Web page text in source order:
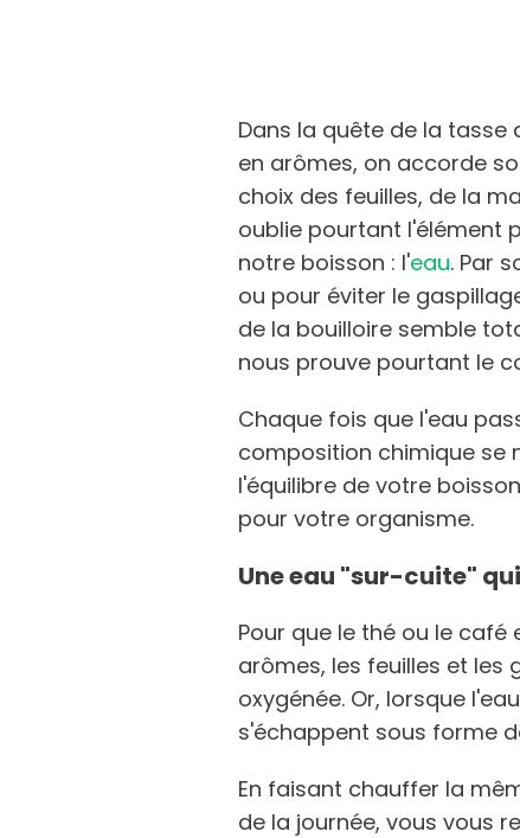
Dans la quête de la
en arômes, on accorde
choix des feuilles, de la
oublie pourtant l'élément
notre boisson : l'eau. Par
ou pour éviter le
de la bouilloire semble
nous prouve pourtant le
Chaque fois que l'eau
composition chimique se
l'équilibre de votre
pour votre organisme.
Une eau "sur-cuite"
Pour que le thé ou le
arômes, les feuilles et les
oxygénée. Or, lorsque
s'échappent sous forme
En faisant chauffer la
de la journée, vous vous